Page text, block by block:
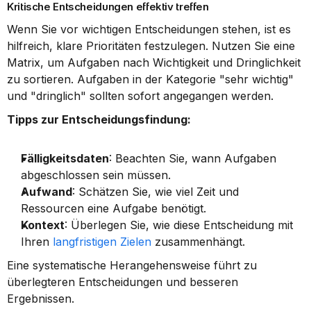
Kritische Entscheidungen effektiv treffen
Wenn Sie vor wichtigen Entscheidungen stehen, ist es
hilfreich, klare Prioritäten festzulegen. Nutzen Sie eine
Matrix, um Aufgaben nach Wichtigkeit und Dringlichkeit
zu sortieren. Aufgaben in der Kategorie "sehr wichtig"
und "dringlich" sollten sofort angegangen werden.
Tipps zur Entscheidungsfindung:
Fälligkeitsdaten: Beachten Sie, wann Aufgaben
abgeschlossen sein müssen.
Aufwand: Schätzen Sie, wie viel Zeit und
Ressourcen eine Aufgabe benötigt.
Kontext: Überlegen Sie, wie diese Entscheidung mit
Ihren langfristigen Zielen zusammenhängt.
Eine systematische Herangehensweise führt zu
überlegteren Entscheidungen und besseren
Ergebnissen.